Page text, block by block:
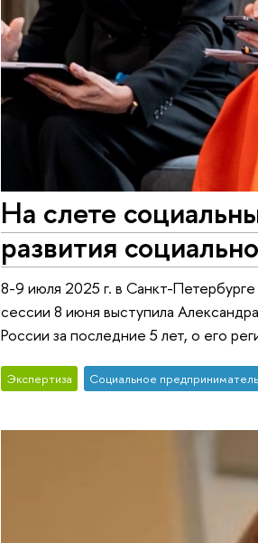
На слете
развития
8-9 июля 2025 г. в Санкт-
сессии 8 июня выступила
России за последние 5 лет, о его
Экспертиза Социальное